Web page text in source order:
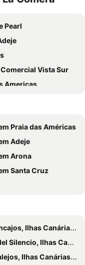
Pearl
Vista Sur
Americas
Safari
de Alcalá
San Miguel
Praia das Américas
Adeje
Arona
Santa Cruz
Ilhas Canárias Hotéis
Ilhas Canárias Hotéis
Ilhas Canárias Hotéis